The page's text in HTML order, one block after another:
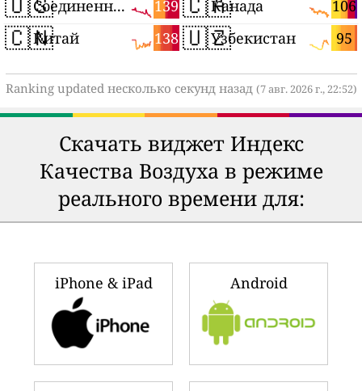
139
Соединенные Штаты
🇨🇳 138
Китай
106
Канада
🇺🇿 95
Узбекистан
Ranking updated несколько секунд назад (7 авг. 2026 г., 22:52)
Скачать виджет Индекс
Качества Воздуха в режиме
реального времени для:
iPhone & iPad Android